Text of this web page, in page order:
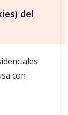
del
con